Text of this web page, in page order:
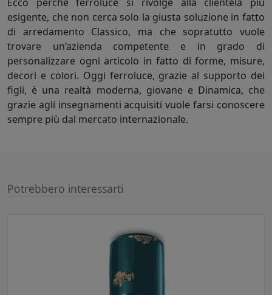
Ecco perché ferroluce si rivolge alla clientela più
esigente, che non cerca solo la giusta soluzione in fatto
di arredamento Classico, ma che sopratutto vuole
trovare un’azienda competente e in grado di
personalizzare ogni articolo in fatto di forme, misure,
decori e colori. Oggi ferroluce, grazie al supporto dei
figli, è una realtà moderna, giovane e Dinamica, che
grazie agli insegnamenti acquisiti vuole farsi conoscere
sempre più dal mercato internazionale.
Potrebbero interessarti